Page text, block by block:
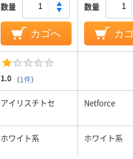
数量
カゴへ
数量
カ
1.0 （1件）
アイリスチトセ Netforce
ホワイト系 ホワイト系